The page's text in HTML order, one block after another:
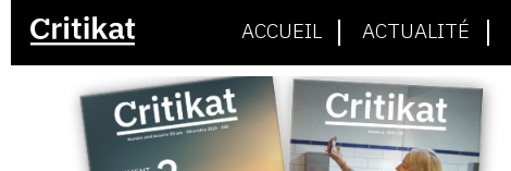
ACCUEIL ACTUALITÉ